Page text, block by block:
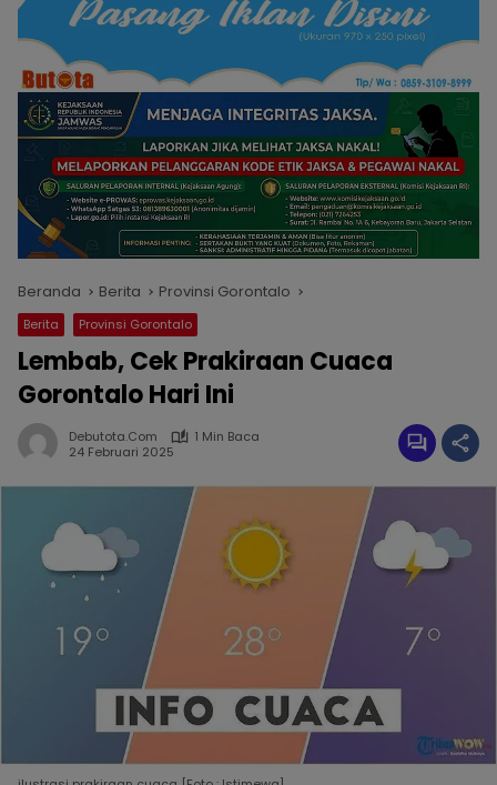
Beranda Berita Provinsi Gorontalo
Berita Provinsi Gorontalo
Lembab, Cek Prakiraan Cuaca
Gorontalo Hari Ini
Debutota.com
1 Min Baca
24 Februari 2025